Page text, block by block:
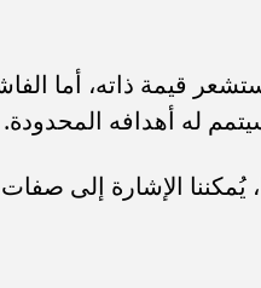
قيمة ذاته، أما
له أهدافه المحدودة.
الإشارة إلى صفات